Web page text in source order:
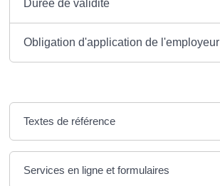
Durée de validité
Obligation d'application de l'employeur
Textes de référence
Services en ligne et formulaires